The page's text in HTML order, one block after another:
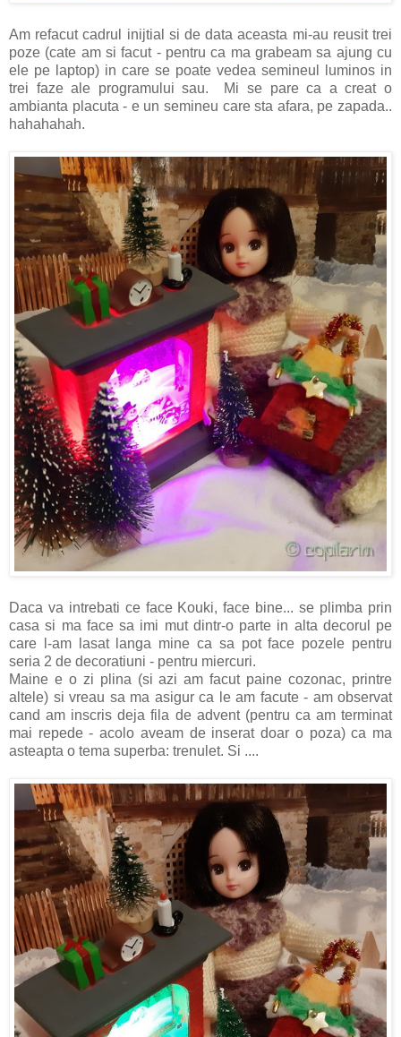
Am refacut cadrul inijtial si de data aceasta mi-au reusit trei
poze (cate am si facut - pentru ca ma grabeam sa ajung cu
ele pe laptop) in care se poate vedea semineul luminos in
trei faze ale programului sau. Mi se pare ca a creat o
ambianta placuta - e un semineu care sta afara, pe zapada..
hahahahah.
Daca va intrebati ce face Kouki, face bine... se plimba prin
casa si ma face sa imi mut dintr-o parte in alta decorul pe
care l-am lasat langa mine ca sa pot face pozele pentru
seria 2 de decoratiuni - pentru miercuri.
Maine e o zi plina (si azi am facut paine cozonac, printre
altele) si vreau sa ma asigur ca le am facute - am observat
cand am inscris deja fila de advent (pentru ca am terminat
mai repede - acolo aveam de inserat doar o poza) ca ma
asteapta o tema superba: trenulet. Si ....